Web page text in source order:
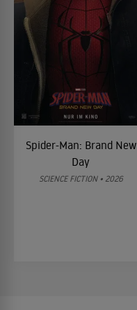
Spider-Man: Brand New
Day
SCIENCE FICTION • 2026